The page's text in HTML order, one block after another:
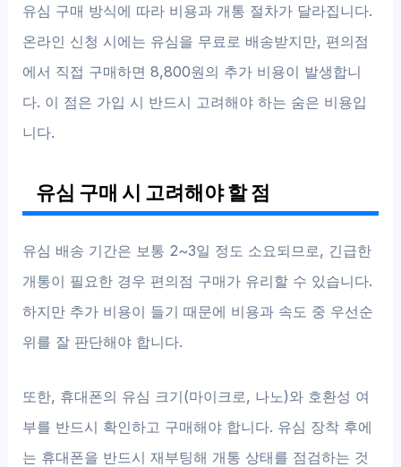
유심 구매 방식에 따라 비용과 개통 절차가 달라집니다.
온라인 신청 시에는 유심을 무료로 배송받지만, 편의점
에서 직접 구매하면 8,800원의 추가 비용이 발생합니
다. 이 점은 가입 시 반드시 고려해야 하는 숨은 비용입
니다.
유심 구매 시 고려해야 할 점
유심 배송 기간은 보통 2~3일 정도 소요되므로, 긴급한
개통이 필요한 경우 편의점 구매가 유리할 수 있습니다.
하지만 추가 비용이 들기 때문에 비용과 속도 중 우선순
위를 잘 판단해야 합니다.
또한, 휴대폰의 유심 크기(마이크로, 나노)와 호환성 여
부를 반드시 확인하고 구매해야 합니다. 유심 장착 후에
는 휴대폰을 반드시 재부팅해 개통 상태를 점검하는 것